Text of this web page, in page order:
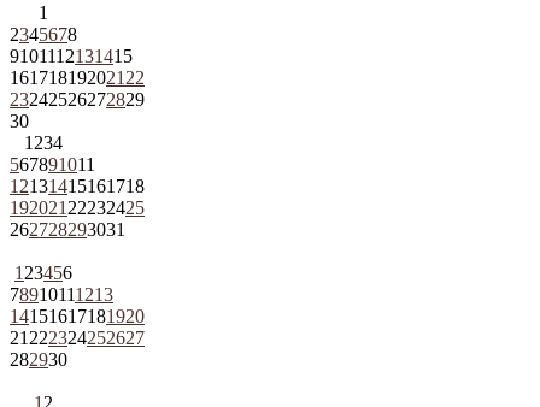
1
2345678
9101112131415
161718192021 22
23242526272829
30
1 234
567891011
12131415161718
192021 22232425
262728293031
1 23456
78910111213
14151617181920
21 222324252627
282930
1 2